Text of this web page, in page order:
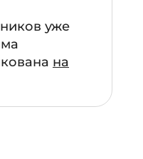
уже
на